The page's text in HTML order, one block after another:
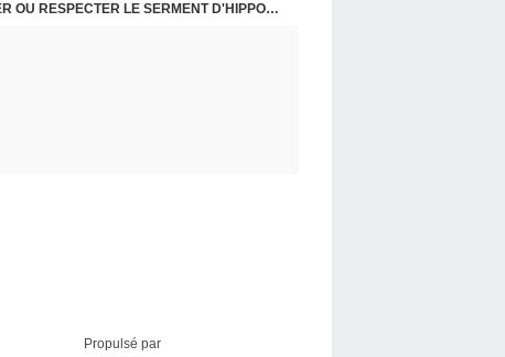
USA - DR KORY : LA LICENCE DE SOIGNER OU RESPECTER LE SERMENT D'HIPPOCRATE CONTRE VENTS ET MARÉES
Propulsé par